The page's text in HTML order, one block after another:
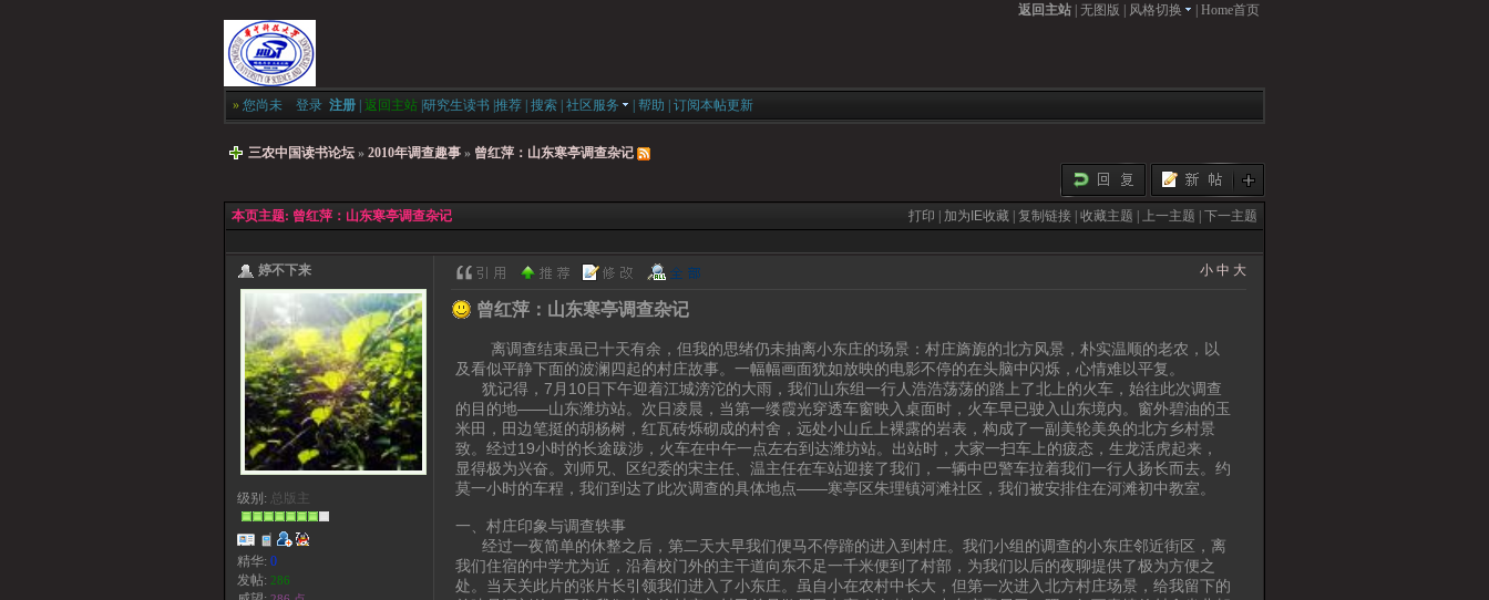
返回主站 无图版 风格切换 Home首页
» 您尚未 登录 注册 返回主站 研究生读书 推荐 搜索 社区服务 帮助 订阅本帖更新
三农中国读书论坛 » 2010年调查趣事 » 曾红萍：山东寒亭调查杂记
本页主题: 曾红萍：山东寒亭调查杂记 打印 | 加为IE收藏 |复制链接 |收藏主题 | 上一主题 |下一主题
婷不下来
级别: 总版主
精华: 0
发帖: 286
小 中 大
曾红萍：山东寒亭调查杂记
离调查结束虽已十天有余，但我的思绪仍未抽离小东庄的场景：村庄旖旎的北方风景，朴实温顺的老农，以
及看似平静下面的波澜四起的村庄故事。一幅幅画面犹如放映的电影不停的在头脑中闪烁，心情难以平复。
犹记得，7月10日下午迎着江城滂沱的大雨，我们山东组一行人浩浩荡荡的踏上了北上的火车，始往此次调查
的目的地——山东潍坊站。次日凌晨，当第一缕霞光穿透车窗映入桌面时，火车早已驶入山东境内。窗外碧油的玉
米田，田边笔挺的胡杨树，红瓦砖烁砌成的村舍，远处小山丘上裸露的岩表，构成了一副美轮美奂的北方乡村景
致。经过19小时的长途跋涉，火车在中午一点左右到达潍坊站。出站时，大家一扫车上的疲态，生龙活虎起来，
显得极为兴奋。刘师兄、区纪委的宋主任、温主任在车站迎接了我们，一辆中巴警车拉着我们一行人扬长而去。约
莫一小时的车程，我们到达了此次调查的具体地点——寒亭区朱理镇河滩社区，我们被安排住在河滩初中教室。
一、村庄印象与调查轶事
经过一夜简单的休整之后，第二天大早我们便马不停蹄的进入到村庄。我们小组的调查的小东庄邻近街区，离
我们住宿的中学尤为近，沿着校门外的主干道向东不足一千米便到了村部，为我们以后的夜聊提供了极为方便之
处。当天关此片的张片长引领我们进入了小东庄。虽自小在农村中长大，但第一次进入北方村庄场景，给我留下的